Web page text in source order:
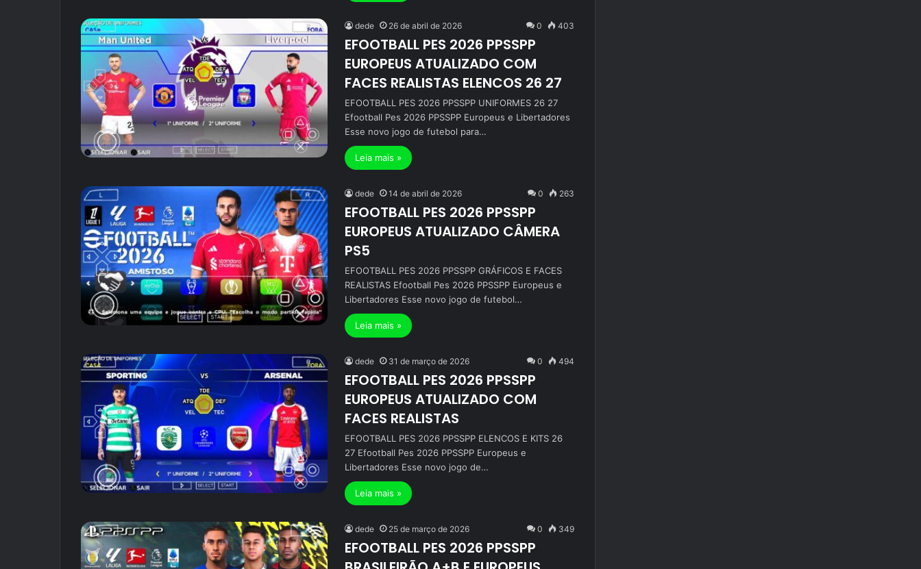
dede 26 de abril de 2026 0 403
EFOOTBALL PES 2026 PPSSPP
EUROPEUS ATUALIZADO COM
FACES REALISTAS ELENCOS 26 27
EFOOTBALL PES 2026 PPSSPP UNIFORMES 26 27
Efootball Pes 2026 PPSSPP Europeus e Libertadores
Esse novo jogo de futebol para…
Leia mais »
dede 14 de abril de 2026 0 263
EFOOTBALL PES 2026 PPSSPP
EUROPEUS ATUALIZADO CÂMERA
PS5
EFOOTBALL PES 2026 PPSSPP GRÁFICOS E FACES
REALISTAS Efootball Pes 2026 PPSSPP Europeus e
Libertadores Esse novo jogo de futebol…
Leia mais »
dede 31 de março de 2026 0 494
EFOOTBALL PES 2026 PPSSPP
EUROPEUS ATUALIZADO COM
FACES REALISTAS
EFOOTBALL PES 2026 PPSSPP ELENCOS E KITS 26
27 Efootball Pes 2026 PPSSPP Europeus e
Libertadores Esse novo jogo de…
Leia mais »
dede 25 de março de 2026 0 349
EFOOTBALL PES 2026 PPSSPP